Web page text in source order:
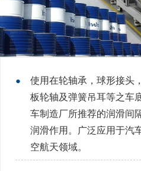
●
使用在轮轴承，球形接头
板轮轴及弹簧吊耳等之车
车制造厂所推荐的润滑间
润滑作用。广泛应用于汽
空航天领域。